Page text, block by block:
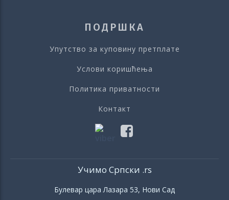
ПОДРШКА
Упутство за куповину претплате
Услови коришћења
Политика приватности
Контакт
Учимо Српски .rs
Булевар цара Лазара 53, Нови Сад